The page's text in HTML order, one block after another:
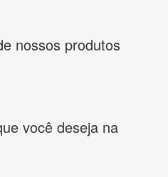
nossos produtos
você deseja na